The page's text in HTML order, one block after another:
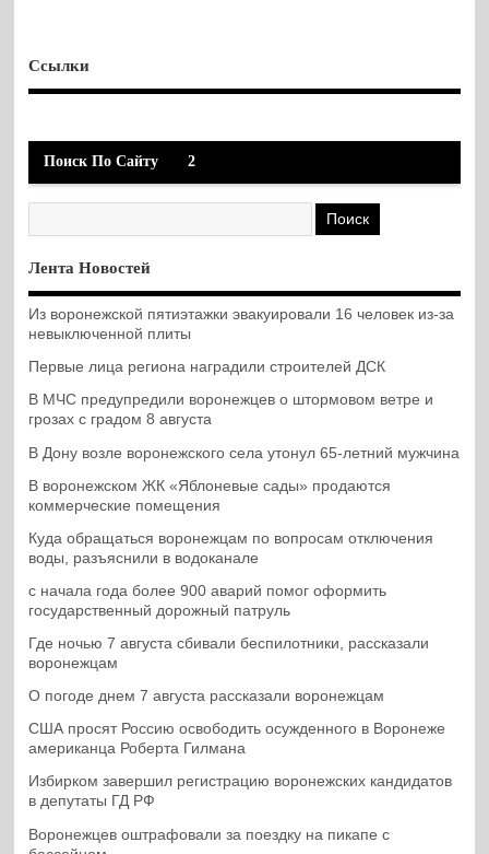
Ссылки
Поиск По Сайту 2
Лента Новостей
Из воронежской пятиэтажки эвакуировали 16 человек из-за
невыключенной плиты
Первые лица региона наградили строителей ДСК
В МЧС предупредили воронежцев о штормовом ветре и
грозах с градом 8 августа
В Дону возле воронежского села утонул 65-летний мужчина
В воронежском ЖК «Яблоневые сады» продаются
коммерческие помещения
Куда обращаться воронежцам по вопросам отключения
воды, разъяснили в водоканале
с начала года более 900 аварий помог оформить
государственный дорожный патруль
Где ночью 7 августа сбивали беспилотники, рассказали
воронежцам
О погоде днем 7 августа рассказали воронежцам
США просят Россию освободить осужденного в Воронеже
американца Роберта Гилмана
Избирком завершил регистрацию воронежских кандидатов
в депутаты ГД РФ
Воронежцев оштрафовали за поездку на пикапе с